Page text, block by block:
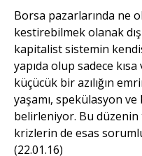
Borsa pazarlarında ne
kestirebilmek olanak
kapitalist sistemin
yapıda olup sadece
küçücük bir azılığın
yaşamı, spekülasyon
belirleniyor. Bu
krizlerin de esas
(22.01.16)